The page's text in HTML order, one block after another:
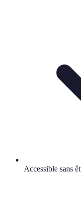
Accessible sans